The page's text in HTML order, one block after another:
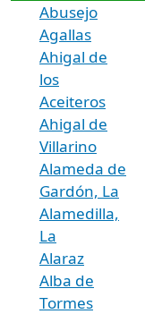
Abusejo
Agallas
Ahigal de
los
Aceiteros
Ahigal de
Villarino
Alameda de
Gardón, La
Alamedilla,
La
Alaraz
Alba de
Tormes